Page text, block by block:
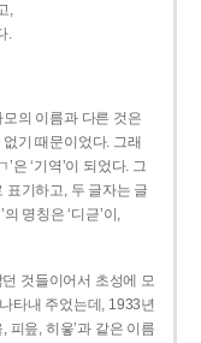
,
.
모의 이름과 다른 것은
없기 때문이었다. 그래
’은 ‘기역’이 되었다. 그
표기하고, 두 글자는 글
명칭은 ‘디귿’이,
던 것들이어서 초성에 모
나타내 주었는데, 1933년
피읖, 히읗’과 같은 이름